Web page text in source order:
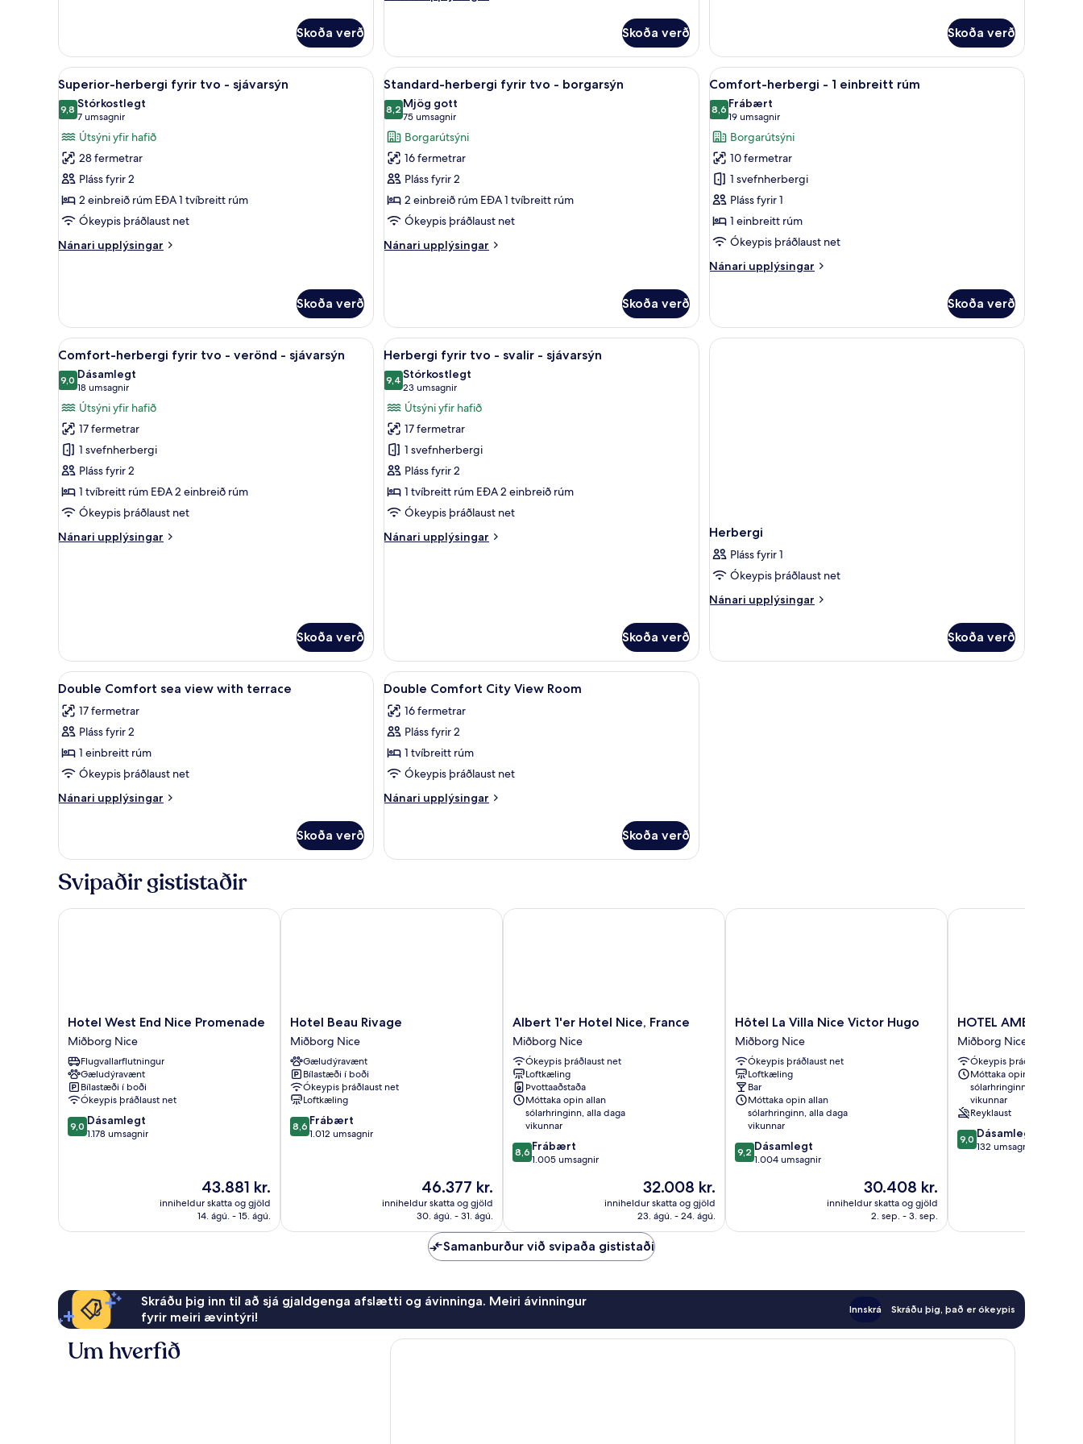
einn,
tvíbreitt
rúm
-
borgarsýn
Skoða verð
herbergi
fyrir
tvo
Skoða verð
tvo
sjávarsýn
Skoða verð
Skoða
allar
myndir
fyrir
Superior-
herbergi
fyrir
tvo
-
sjávarsýn
Ofnæmisprófaður sængurfatnaður, öryggishólf í herbergi, skrifborð
7
Superior-herbergi fyrir tvo - sjávarsýn
9,89,8 af 10
Stórkostlegt
7 umsagnir
(7
umsagnir)
Útsýni yfir hafið
28 fermetrar
Pláss fyrir 2
2 einbreið rúm EÐA 1 tvíbreitt rúm
Ókeypis þráðlaust net
Nánari upplýsingar
Nánari
fyrir
tvo
-
sjávarsýn
Skoða verð
Skoða
allar
myndir
fyrir
Standard-
herbergi
fyrir
tvo
-
borgarsýn
Ofnæmisprófaður sængurfatnaður, öryggishólf í herbergi, skrifborð
5
Standard-herbergi fyrir tvo - borgarsýn
8,28,2 af 10
Mjög gott
75 umsagnir
(75
umsagnir)
Borgarútsýni
16 fermetrar
Pláss fyrir 2
2 einbreið rúm EÐA 1 tvíbreitt rúm
Ókeypis þráðlaust net
Nánari upplýsingar
Nánari
fyrir
tvo
-
borgarsýn
Skoða verð
Skoða
allar
myndir
fyrir
Comfort-
herbergi
-
1
einbreitt
rúm
Ofnæmisprófaður sængurfatnaður,
3
Comfort-herbergi - 1 einbreitt rúm
8,68,6 af 10
Frábært
19 umsagnir
(19
umsagnir)
Borgarútsýni
10 fermetrar
1 svefnherbergi
Pláss fyrir 1
1 einbreitt rúm
Ókeypis þráðlaust net
Nánari upplýsingar
Nánari
herbergi
1
Skoða verð
Skoða
allar
myndir
fyrir
Comfort-
herbergi
fyrir
tvo
-
verönd
-
Ofnæmisprófaður sængurfatnaður, öryggishólf í herbergi, skrifborð
6
Comfort-herbergi fyrir tvo - verönd - sjávarsýn
9,09,0 af 10
Dásamlegt
18 umsagnir
(18
umsagnir)
Útsýni yfir hafið
17 fermetrar
1 svefnherbergi
Pláss fyrir 2
1 tvíbreitt rúm EÐA 2 einbreið rúm
Ókeypis þráðlaust net
Nánari upplýsingar
Nánari
verönd
sjávarsýn
Skoða verð
Skoða
allar
myndir
fyrir
Herbergi
fyrir
tvo
-
svalir
-
sjávarsýn
Ofnæmisprófaður sængurfatnaður, öryggishólf í herbergi, skrifborð
4
Herbergi fyrir tvo - svalir - sjávarsýn
9,49,4 af 10
Stórkostlegt
23 umsagnir
(23
umsagnir)
Útsýni yfir hafið
17 fermetrar
1 svefnherbergi
Pláss fyrir 2
1 tvíbreitt rúm EÐA 2 einbreið rúm
Ókeypis þráðlaust net
Nánari upplýsingar
Nánari
-
sjávarsýn
Skoða verð
Herbergi
Pláss fyrir 1
Ókeypis þráðlaust net
Nánari upplýsingar
Nánari
Skoða verð
Skoða
allar
myndir
fyrir
Double
Comfort
sea
view
terrace
Ofnæmisprófaður sængurfatnaður, öryggishólf í herbergi, skrifborð
3
Double Comfort sea view with terrace
17 fermetrar
Pláss fyrir 2
1 einbreitt rúm
Ókeypis þráðlaust net
Nánari upplýsingar
Nánari
Comfort
view
terrace
Skoða verð
Skoða
allar
myndir
fyrir
Double
Comfort
City
View
Ofnæmisprófaður sængurfatnaður, öryggishólf í herbergi, skrifborð
3
Double Comfort City View Room
16 fermetrar
Pláss fyrir 2
1 tvíbreitt rúm
Ókeypis þráðlaust net
Nánari upplýsingar
Nánari
Comfort
Skoða verð
Svipaðir gististaðir
Hotel
West
End
Nice
Promenade
Miðborg
Nice
Hotel West End Nice Promenade
Miðborg Nice
Flugvallarflutningur
Gæludýravænt
Bílastæði í boði
Ókeypis þráðlaust net
9.0
af
9,0 Dásamlegt
1.178 umsagnir
Verðið
43.881 kr.
43.881 kr.
inniheldur skatta og gjöld
14. ágú. - 15. ágú.
Hotel West End Nice Promenade
Hotel
Beau
Rivage
Miðborg
Nice
Hotel Beau Rivage
Miðborg Nice
Gæludýravænt
Bílastæði í boði
Ókeypis þráðlaust net
Loftkæling
8.6
af
8,6 Frábært
1.012 umsagnir
Verðið
46.377 kr.
46.377 kr.
inniheldur skatta og gjöld
30. ágú. - 31. ágú.
Hotel Beau Rivage
Albert
1'er
Hotel
Nice,
France
Miðborg
Nice
Albert 1'er Hotel Nice, France
Miðborg Nice
Ókeypis þráðlaust net
Loftkæling
Þvottaaðstaða
Móttaka opin allan
sólarhringinn, alla daga
vikunnar
8.6
af
8,6 Frábært
1.005 umsagnir
Verðið
32.008 kr.
32.008 kr.
inniheldur skatta og gjöld
23. ágú. - 24. ágú.
Albert 1'er Hotel Nice, France
Hôtel
La
Villa
Nice
Victor
Hugo
Miðborg
Nice
Hôtel La Villa Nice Victor Hugo
Miðborg Nice
Ókeypis þráðlaust net
Loftkæling
Bar
Móttaka opin allan
sólarhringinn, alla daga
vikunnar
9.2
af
9,2 Dásamlegt
1.004 umsagnir
Verðið
30.408 kr.
30.408 kr.
inniheldur skatta og gjöld
2. sep. - 3. sep.
Hôtel La Villa Nice Victor Hugo
HOTEL
AMBASSADOR
NICE
Miðborg
Nice
HOTEL
Miðborg Nice
Ókeypis þráðlaust net
Móttaka opin allan
sólarhringinn, alla daga
vikunnar
Reyklaust
9.0
af
9,0 Dásamlegt
132 umsagnir
HOTEL AMBASSADOR
Samanburður við svipaða gististaði
Skráðu þig inn til að sjá gjaldgenga afslætti og ávinninga. Meiri ávinningur
fyrir meiri ævintýri!
Innskrá Skráðu þig, það er ókeypis
Um hverfið